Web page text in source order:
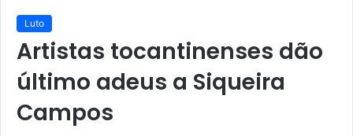
Luto
Artistas tocantinenses dão
último adeus a Siqueira
Campos